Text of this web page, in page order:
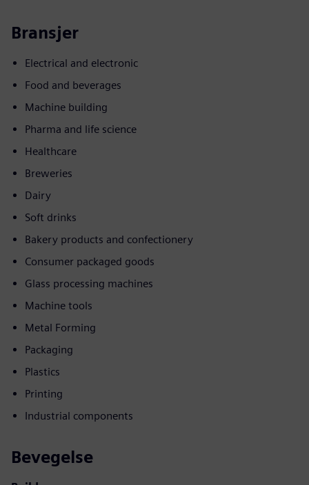
Bransjer
Electrical and electronic
Food and beverages
Machine building
Pharma and life science
Healthcare
Breweries
Dairy
Soft drinks
Bakery products and confectionery
Consumer packaged goods
Glass processing machines
Machine tools
Metal Forming
Packaging
Plastics
Printing
Industrial components
Bevegelse